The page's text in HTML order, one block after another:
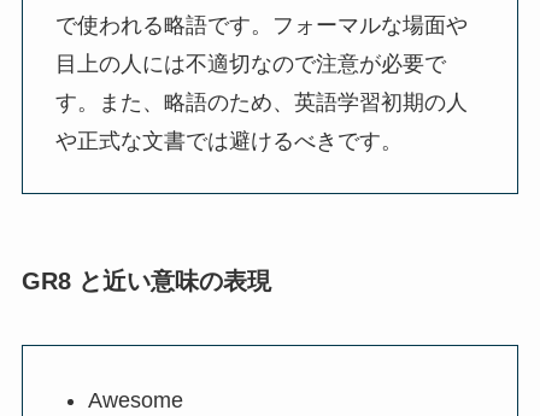
で使われる略語です。フォーマルな場面や
目上の人には不適切なので注意が必要で
す。また、略語のため、英語学習初期の人
や正式な文書では避けるべきです。
GR8 と近い意味の表現
Awesome